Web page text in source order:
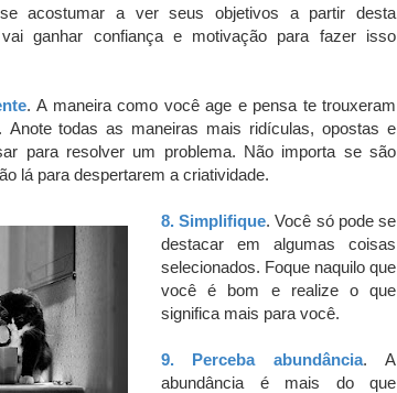
acostumar a ver seus objetivos a partir desta
ganhar confiança e motivação para fazer isso
.A maneira como você age e pensa te trouxeram
Anote todas as maneiras mais ridículas, opostas e
para resolver um problema. Não importa se são
lá para despertarem a criatividade.
8.Simplifique.Você só pode se
destacar em algumas coisas
selecionados. Foque naquilo que
você é bom e realize o que
significa mais para você.
9. Perceba abundância.A
abundância é mais do que